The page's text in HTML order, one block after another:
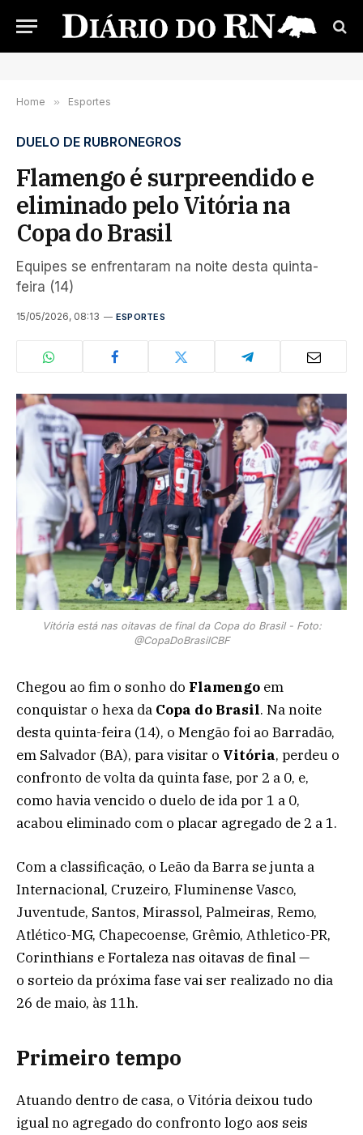
Home » Esportes
DUELO DE RUBRONEGROS
Flamengo é surpreendido e
eliminado pelo Vitória na
Copa do Brasil
Equipes se enfrentaram na noite desta quinta-
feira (14)
15/05/2026, 08:13 ESPORTES
Vitória está nas oitavas de final da Copa do Brasil - Foto:
@CopaDoBrasilCBF
Chegou ao fim o sonho do Flamengo em
conquistar o hexa da Copa do Brasil. Na noite
desta quinta-feira (14), o Mengão foi ao Barradão,
em Salvador (BA), para visitar o Vitória, perdeu o
confronto de volta da quinta fase, por 2 a 0, e,
como havia vencido o duelo de ida por 1 a 0,
acabou eliminado com o placar agregado de 2 a 1.
Com a classificação, o Leão da Barra se junta a
Internacional, Cruzeiro, Fluminense Vasco,
Juventude, Santos, Mirassol, Palmeiras, Remo,
Atlético-MG, Chapecoense, Grêmio, Athletico-PR,
Corinthians e Fortaleza nas oitavas de final —
o sorteio da próxima fase vai ser realizado no dia
26 de maio, às 11h.
Primeiro tempo
Atuando dentro de casa, o Vitória deixou tudo
igual no agregado do confronto logo aos seis